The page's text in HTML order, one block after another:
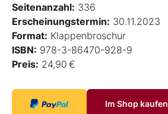
Seitenanzahl: 336
Erscheinungstermin: 30.11.2023
Format: Klappenbroschur
ISBN: 978-3-86470-928-9
Preis: 24,90 €
Im Shop kaufen